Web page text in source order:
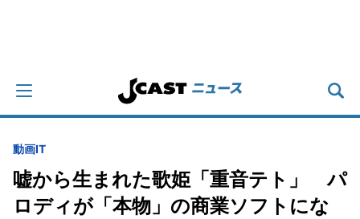
動画IT
嘘から生まれた歌姫「重音テト」 パ
ロディが「本物」の商業ソフトにな